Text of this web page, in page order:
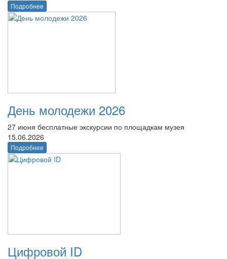
Подробнее
День молодежи 2026
27 июня бесплатные экскурсии по площадкам музея
15.06.2026
Подробнее
Цифровой ID